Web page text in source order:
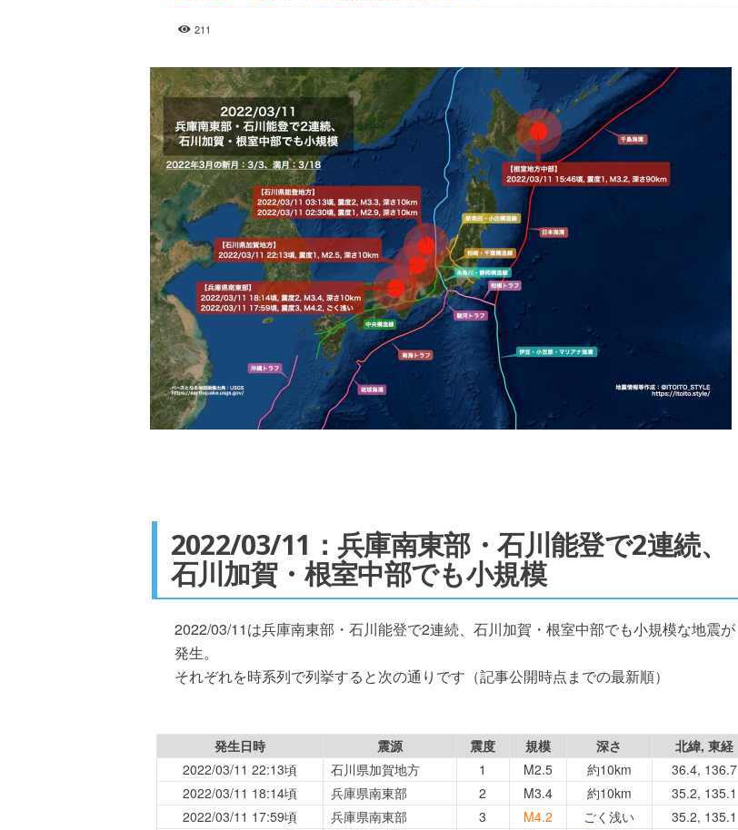
211
2022/03/11：兵庫南東部・石川能登で2連続、
石川加賀・根室中部でも小規模
2022/03/11は兵庫南東部・石川能登で2連続、石川加賀・根室中部でも小規模な地震が
発生。
それぞれを時系列で列挙すると次の通りです（記事公開時点までの最新順）
発生日時 震源 震度 規模 深さ
北緯, 東経
2022/03/11 22:13頃
石川県加賀地方 1 M2.5 約10km
36.4, 136.7
2022/03/11 18:14頃
兵庫県南東部 2 M3.4 約10km
35.2, 135.1
2022/03/11 17:59頃
兵庫県南東部 3 M4.2 ごく浅い
35.2, 135.1